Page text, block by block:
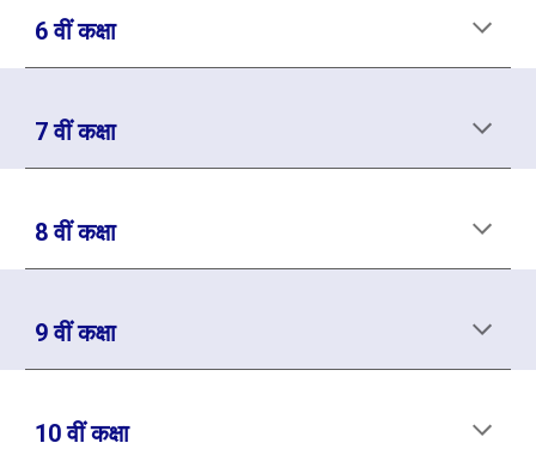
6 वीं कक्षा
7 वीं कक्षा
8 वीं कक्षा
9 वीं कक्षा
10 वीं कक्षा